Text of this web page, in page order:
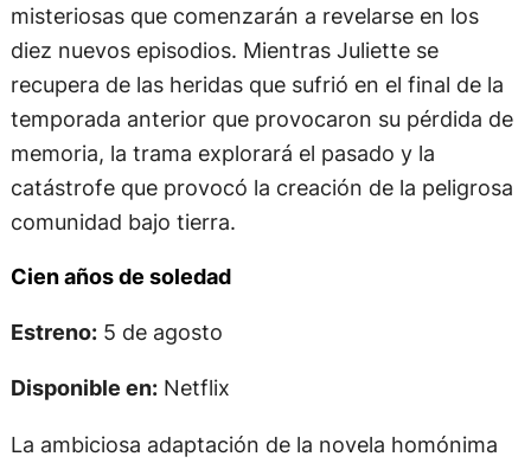
misteriosas que comenzarán a revelarse en los
diez nuevos episodios. Mientras Juliette se
recupera de las heridas que sufrió en el final de la
temporada anterior que provocaron su pérdida de
memoria, la trama explorará el pasado y la
catástrofe que provocó la creación de la peligrosa
comunidad bajo tierra.
Cien años de soledad
Estreno:5 de agosto
Disponible en:Netflix
La ambiciosa adaptación de la novela homónima